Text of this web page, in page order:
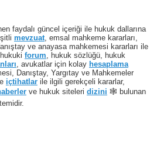
faydalı güncel içeriği ile hukuk dallarına
mevzuat , emsal mahkeme kararları,
ve anayasa mahkemesi kararları ile
, hukuki forum , hukuk sözlüğü, hukuk
, avukatlar için kolay hesaplama
Danıştay, Yargıtay ve Mahkemeler
içtihatlar ile ilgili gerekçeli kararlar,
ve hukuk siteleri dizini 🕸 bulunan